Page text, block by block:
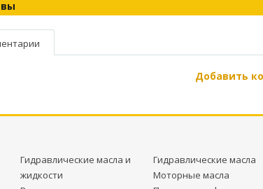
Добавить
Гидравлические масла и
жидкости
Гидравлические масла
Моторные масла